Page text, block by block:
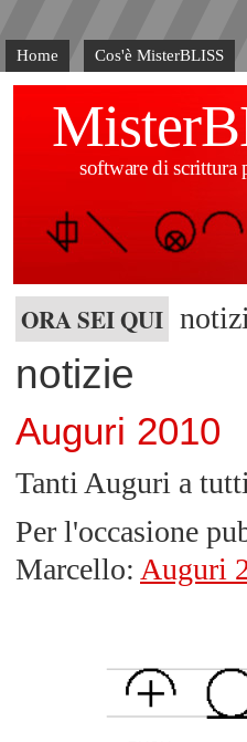
Home Cos'è MisterBLISS
software di
ORA SEI QUI
notizie
Auguri 2010
Tanti Auguri a
Per l'occasione
Marcello: Auguri